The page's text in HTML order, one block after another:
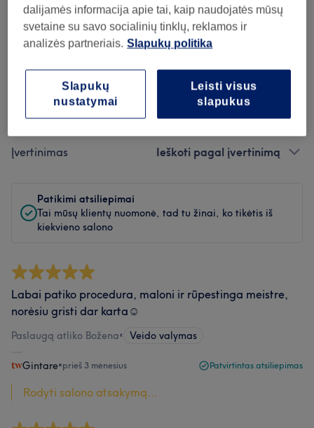
Personalas
Atsiliepimų filtras
Paslauga Visos paslaugos
Įvertinimas Ieškoti pagal įvertinimą
Patikimi atsiliepimai
Tai mūsų klientų nuomonė, tad tu žinai, ko tikėtis iš
kiekvieno salono
Labai patiko procedura, maloni ir rūpestinga meistre,
norėsiu gristi dar karta☺️
Paslaugą atliko Božena• Veido valymas
Gintare•prieš 3 mėnesius Patvirtintas atsiliepimas
Rodyti salono atsakymą...
dalijamės informacija apie tai, kaip naudojatės mūsų
svetaine su savo socialinių tinklų, reklamos ir
analizės partneriais. Slapukų politika
Leisti visus
slapukus
Slapukų
nustatymai